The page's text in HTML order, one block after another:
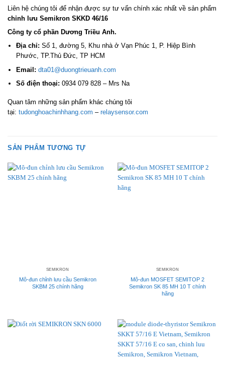
Liên hệ chúng tôi để nhận được sự tư vấn chính xác nhất về sản phẩm
chỉnh lưu Semikron SKKD 46/16
Công ty cổ phần Dương Triều Anh.
Địa chỉ: Số 1, đường 5, Khu nhà ở Vạn Phúc 1, P. Hiệp Bình
Phước, TP.Thủ Đức, TP HCM
Email: dta01@duongtrieuanh.com
Số điện thoại: 0934 079 828 – Mrs Na
Quan tâm những sản phẩm khác chúng tôi
tại: tudonghoachinhhang.com – relaysensor.com
SẢN PHẨM TƯƠNG TỰ
SEMIKRON
Mô-đun chỉnh lưu cầu Semikron
SKBM 25 chính hãng
SEMIKRON
Mô-đun MOSFET SEMITOP 2
Semikron SK 85 MH 10 T chính
hãng